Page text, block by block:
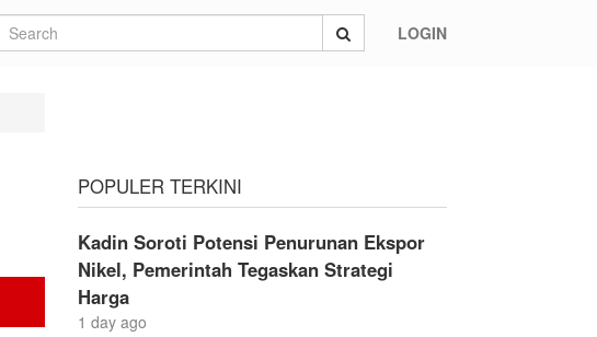
LOGIN
POPULER TERKINI
Kadin Soroti Potensi Penurunan Ekspor
Nikel, Pemerintah Tegaskan Strategi
Harga
1 day ago